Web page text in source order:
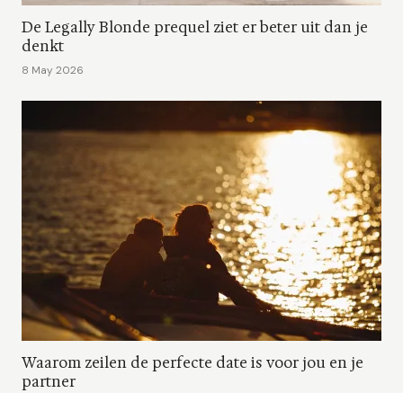
De Legally Blonde prequel ziet er beter uit dan je
denkt
8 May 2026
Waarom zeilen de perfecte date is voor jou en je
partner